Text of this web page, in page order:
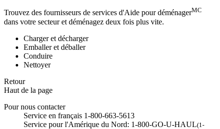
Trouvez des fournisseurs de services d'Aide pour déménagerMC
dans votre secteur et déménagez deux fois plus vite.
Charger et décharger
Emballer et déballer
Conduire
Nettoyer
Retour
Haut de la page
Pour nous contacter
Service en français 1-800-663-5613
Service pour l'Amérique du Nord: 1-800-GO-U-HAUL(1-